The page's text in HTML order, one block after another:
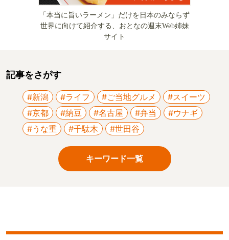
「本当に旨いラーメン」だけを日本のみならず
世界に向けて紹介する、おとなの週末Web姉妹
サイト
記事をさがす
#新潟 #ライフ #ご当地グルメ
#スイーツ
#京都
#納豆 #名古屋 #弁当
#ウナギ
#うな重
#千駄木 #世田谷
キーワード一覧